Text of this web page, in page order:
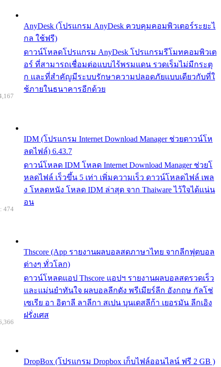
AnyDesk (โปรแกรม AnyDesk ควบคุมคอมพิวเตอร์ระยะไ
กล ใช้ฟรี)
ดาวน์โหลดโปรแกรม AnyDesk โปรแกรมรีโมทคอมพิวเต
อร์ ที่สามารถเชื่อมต่อแบบไร้พรมแดน รวดเร็มไม่มีกระตุ
ก และที่สำคัญมีระบบรักษาความปลอดภัยแบบเดียวกับที่ใ
ช้ภายในธนาคารอีกด้วย
IDM (โปรแกรม Internet Download Manager ช่วยดาวน์โห
ลดไฟล์) 6.43.7
ดาวน์โหลด IDM โหลด Internet Download Manager ช่วยโ
หลดไฟล์ เร็วขึ้น 5 เท่า เพิ่มความเร็ว ดาวน์โหลดไฟล์ เพล
ง โหลดหนัง โหลด IDM ล่าสุด จาก Thaiware ไว้ใจได้แน่น
อน
Thscore (App รายงานผลบอลสดภาษาไทย จากลีกฟุตบอล
ต่างๆ ทั่วโลก)
ดาวน์โหลดแอป Thscore แอปฯ รายงานผลบอลสดรวดเร็ว
และแม่นยำทันใจ ผลบอลลีกดัง พรีเมียร์ลีก อังกฤษ กัลโช่
เซเรีย อา อิตาลี ลาลีกา สเปน บุนเดสลีก้า เยอรมัน ลีกเอิง
ฝรั่งเศส
474
DropBox (โปรแกรม Dropbox เก็บไฟล์ออนไลน์ ฟรี 2 GB )